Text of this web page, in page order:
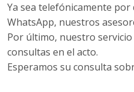
Ya sea telefónicamente
WhatsApp, nuestros
Por último, nuestro
consultas en el acto.
Esperamos su consulta